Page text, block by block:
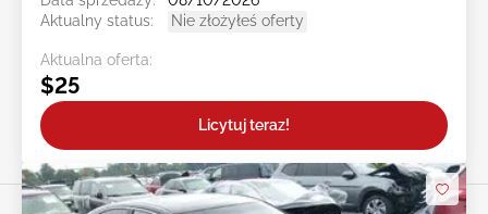
Aktualny status:
Nie złożyłeś oferty
Aktualna oferta:
$25
Licytuj teraz!